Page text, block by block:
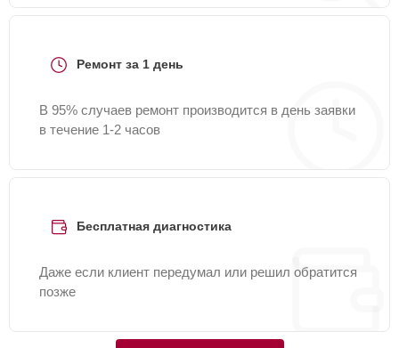
Ремонт за 1 день
В 95% случаев ремонт производится в день заявки
в течение 1-2 часов
Бесплатная диагностика
Даже если клиент передумал или решил обратится
позже